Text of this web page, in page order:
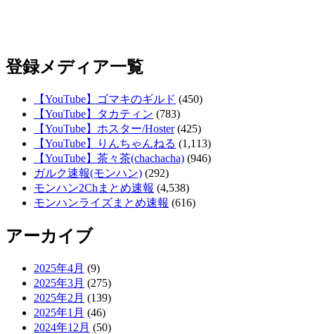
登録メディア一覧
【YouTube】ゴマキのギルド (450)
【YouTube】タカティン (783)
【YouTube】ホスター/Hoster(425)
【YouTube】りんちゃんねる (1,113)
【YouTube】茶々茶(chachacha) (946)
ガルク速報(モンハン) (292)
モンハン2Chまとめ速報 (4,538)
モンハンライズまとめ速報 (616)
アーカイブ
2025年4月 (9)
2025年3月 (275)
2025年2月 (139)
2025年1月 (46)
2024年12月 (50)